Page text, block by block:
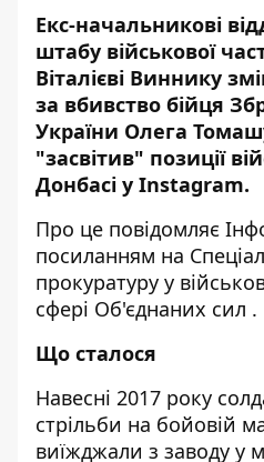
Екс-начальникові
штабу військової
Віталієві Виннику
за вбивство бійця
України Олега
"засвітив" позиції
Донбасі у Instagram.
Про це повідомляє
посиланням на
прокуратуру у
сфері Об'єднаних сил .
Що сталося
Навесні 2017 року
стрільби на бойовій
виїжджали з заводу у